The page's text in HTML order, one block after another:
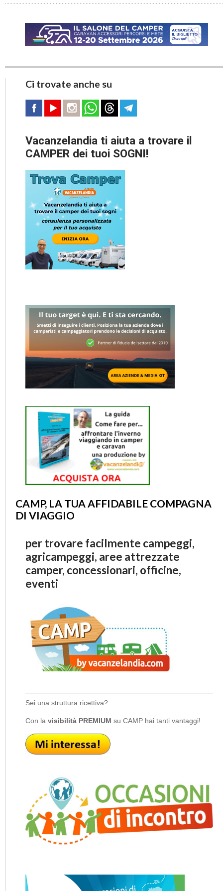
Ci trovate anche su
Vacanzelandia ti aiuta a trovare il
CAMPER dei tuoi SOGNI!
CAMP, LA TUA AFFIDABILE COMPAGNA
DI VIAGGIO
per trovare facilmente campeggi,
agricampeggi, aree attrezzate
camper, concessionari, officine,
eventi
Sei una struttura ricettiva?
Con la visibilità PREMIUM su CAMP hai tanti vantaggi!